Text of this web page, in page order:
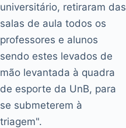
universitário, retiraram das
salas de aula todos os
professores e alunos
sendo estes levados de
mão levantada à quadra
de esporte da UnB, para
se submeterem à
triagem".